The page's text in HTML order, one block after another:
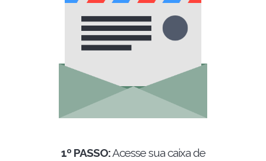
1º PASSO:Acesse sua caixa de